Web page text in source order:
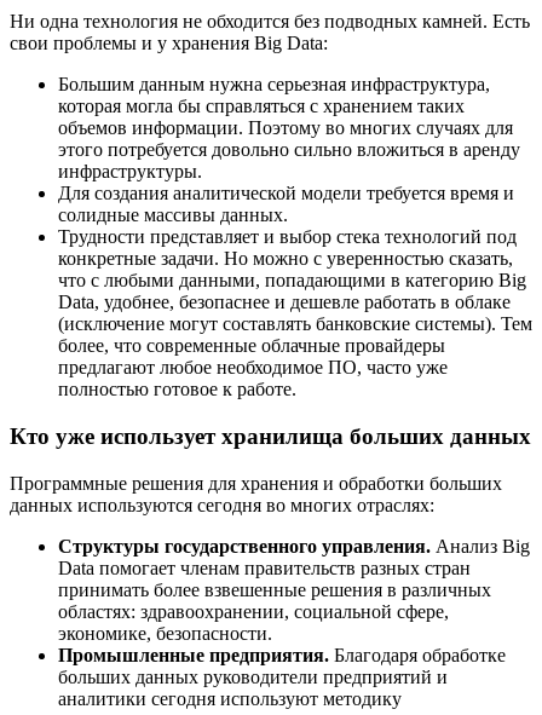
Ни одна технология не обходится без подводных камней. Есть
свои проблемы и у хранения Big Data:
Большим данным нужна серьезная инфраструктура,
которая могла бы справляться с хранением таких
объемов информации. Поэтому во многих случаях для
этого потребуется довольно сильно вложиться в аренду
инфраструктуры.
Для создания аналитической модели требуется время и
солидные массивы данных.
Трудности представляет и выбор стека технологий под
конкретные задачи. Но можно с уверенностью сказать,
что с любыми данными, попадающими в категорию Big
Data, удобнее, безопаснее и дешевле работать в облаке
(исключение могут составлять банковские системы). Тем
более, что современные облачные провайдеры
предлагают любое необходимое ПО, часто уже
полностью готовое к работе.
Кто уже использует хранилища больших данных
Программные решения для хранения и обработки больших
данных используются сегодня во многих отраслях:
Структуры государственного управления. Анализ Big
Data помогает членам правительств разных стран
принимать более взвешенные решения в различных
областях: здравоохранении, социальной сфере,
экономике, безопасности.
Промышленные предприятия. Благодаря обработке
больших данных руководители предприятий и
аналитики сегодня используют методику